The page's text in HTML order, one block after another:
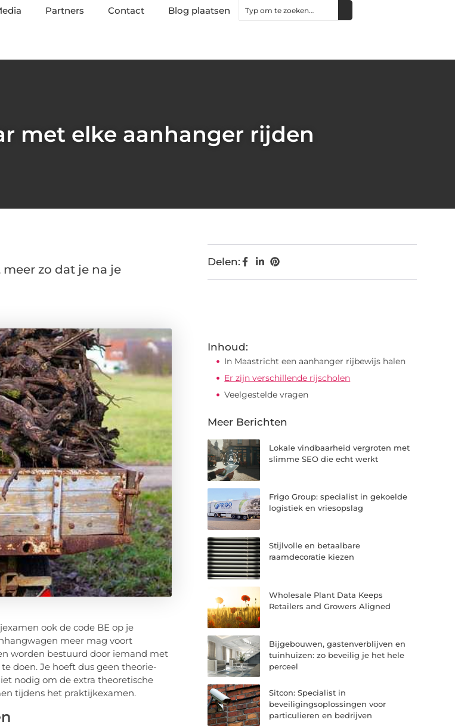
Partners Contact Blog plaatsen
met elke aanhanger rijden
zo dat je na je
ook de code BE op je
meer mag voort
worden bestuurd door iemand met
doen. Je hoeft dus geen theorie-
nodig om de extra theoretische
tijdens het praktijkexamen.
Delen:
Inhoud:
In Maastricht een aanhanger rijbewijs halen
Er zijn verschillende rijscholen
Veelgestelde vragen
Meer Berichten
Lokale vindbaarheid vergroten met
slimme SEO die echt werkt
Frigo Group: specialist in gekoelde
logistiek en vriesopslag
Stijlvolle en betaalbare
raamdecoratie kiezen
Wholesale Plant Data Keeps
Retailers and Growers Aligned
Bijgebouwen, gastenverblijven en
tuinhuizen: zo beveilig je het hele
perceel
Sitcon: Specialist in
beveiligingsoplossingen voor
particulieren en bedrijven